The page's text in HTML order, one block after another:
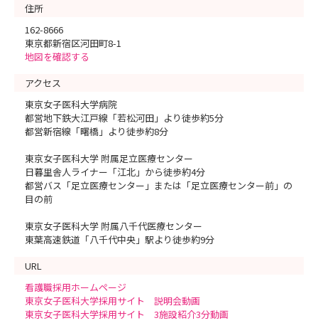
住所
162-8666
東京都新宿区河田町8-1
地図を確認する
アクセス
東京女子医科大学病院
都営地下鉄大江戸線「若松河田」より徒歩約5分
都営新宿線「曙橋」より徒歩約8分
東京女子医科大学 附属足立医療センター
日暮里舎人ライナー「江北」から徒歩約4分
都営バス「足立医療センター」または「足立医療センター前」の
目の前
東京女子医科大学 附属八千代医療センター
東葉高速鉄道「八千代中央」駅より徒歩約9分
URL
看護職採用ホームページ
東京女子医科大学採用サイト 説明会動画
東京女子医科大学採用サイト 3施設紹介3分動画